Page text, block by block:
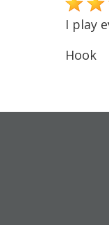
I play
Hook